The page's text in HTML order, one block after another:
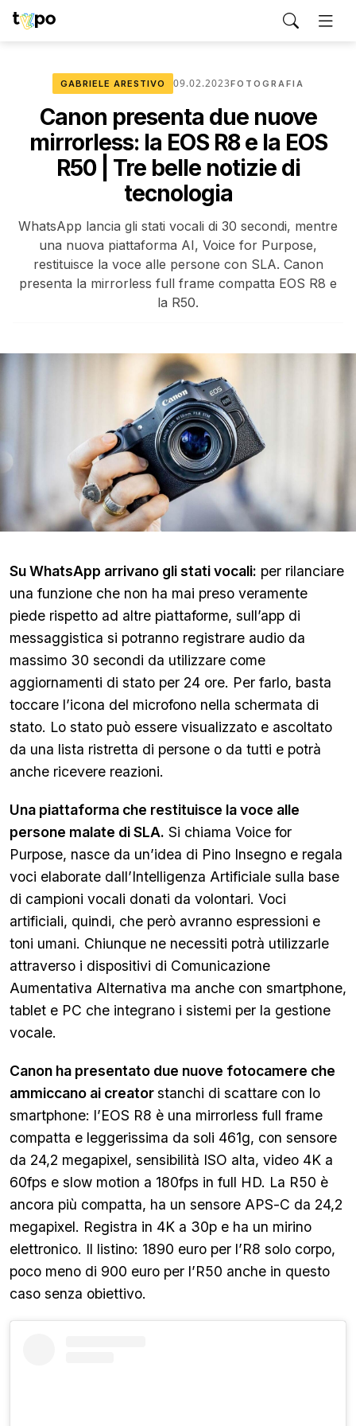
GABRIELE ARESTIVO 09.02.2023FOTOGRAFIA
Canon presenta due nuove
mirrorless: la EOS R8 e la EOS
R50 | Tre belle notizie di
tecnologia
WhatsApp lancia gli stati vocali di 30 secondi, mentre
una nuova piattaforma AI, Voice for Purpose,
restituisce la voce alle persone con SLA. Canon
presenta la mirrorless full frame compatta EOS R8 e
la R50.
Su WhatsApp arrivano gli stati vocali: per rilanciare
una funzione che non ha mai preso veramente
piede rispetto ad altre piattaforme, sull’app di
messaggistica si potranno registrare audio da
massimo 30 secondi da utilizzare come
aggiornamenti di stato per 24 ore. Per farlo, basta
toccare l’icona del microfono nella schermata di
stato. Lo stato può essere visualizzato e ascoltato
da una lista ristretta di persone o da tutti e potrà
anche ricevere reazioni.
Una piattaforma che restituisce la voce alle
persone malate di SLA. Si chiama Voice for
Purpose, nasce da un’idea di Pino Insegno e regala
voci elaborate dall’Intelligenza Artificiale sulla base
di campioni vocali donati da volontari. Voci
artificiali, quindi, che però avranno espressioni e
toni umani. Chiunque ne necessiti potrà utilizzarle
attraverso i dispositivi di Comunicazione
Aumentativa Alternativa ma anche con smartphone,
tablet e PC che integrano i sistemi per la gestione
vocale.
Canon ha presentato due nuove fotocamere che
ammiccano ai creatorstanchi di scattare con lo
smartphone: l’EOS R8 è una mirrorless full frame
compatta e leggerissima da soli 461g, con sensore
da 24,2 megapixel, sensibilità ISO alta, video 4K a
60fps e slow motion a 180fps in full HD. La R50 è
ancora più compatta, ha un sensore APS-C da 24,2
megapixel. Registra in 4K a 30p e ha un mirino
elettronico. Il listino: 1890 euro per l’R8 solo corpo,
poco meno di 900 euro per l’R50 anche in questo
caso senza obiettivo.